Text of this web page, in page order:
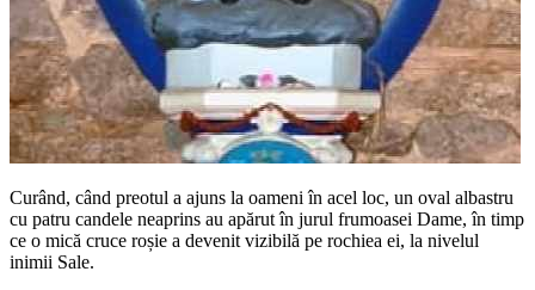
Curând, când preotul a ajuns la oameni în acel loc, un oval albastru
cu patru candele neaprins au apărut în jurul frumoasei Dame, în timp
ce o mică cruce roșie a devenit vizibilă pe rochiea ei, la nivelul
inimii Sale.